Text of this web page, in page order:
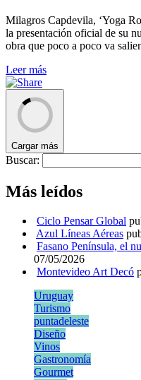
Milagros Capdevila, ‘Yoga
la presentación oficial de su
obra que poco a poco va
Leer más
Cargar más
Buscar:
Más leídos
Ciclo Pensar Global
Azul Líneas Aéreas
Fasano Península, el
07/05/2026
Montevideo Art Decó
Uruguay
Turismo
puntadeleste
Diseño
Vinos
Gastronomía
Gourmet